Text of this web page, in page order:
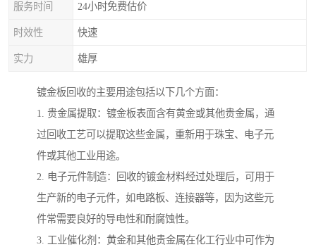
服务时间 24小时免费估价
时效性 快速
实力 雄厚
镀金板回收的主要用途包括以下几个方面：
1. 贵金属提取：镀金板表面含有黄金或其他贵金属，通
过回收工艺可以提取这些金属，重新用于珠宝、电子元
件或其他工业用途。
2. 电子元件制造：回收的镀金材料经过处理后，可用于
生产新的电子元件，如电路板、连接器等，因为这些元
件常需要良好的导电性和耐腐蚀性。
3. 工业催化剂：黄金和其他贵金属在化工行业中可作为